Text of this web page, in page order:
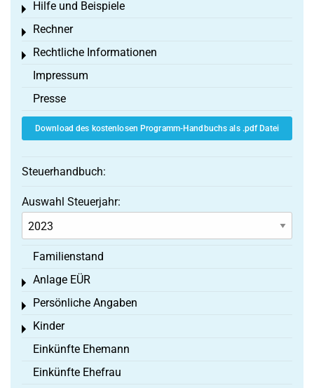
Hilfe und Beispiele
Toggle menu
Rechner
Toggle menu
Rechtliche Informationen
Toggle menu
Impressum
Presse
Download des kostenlosen Programm-Handbuchs als .pdf Datei
Steuerhandbuch:
Auswahl Steuerjahr:
Familienstand
Anlage EÜR
Toggle menu
Persönliche Angaben
Toggle menu
Kinder
Toggle menu
Einkünfte Ehemann
Einkünfte Ehefrau